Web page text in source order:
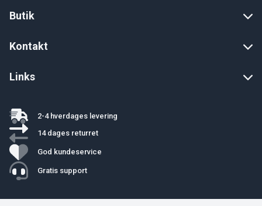
Butik
Kontakt
Links
2-4 hverdages levering
14 dages returret
God kundeservice
Gratis support